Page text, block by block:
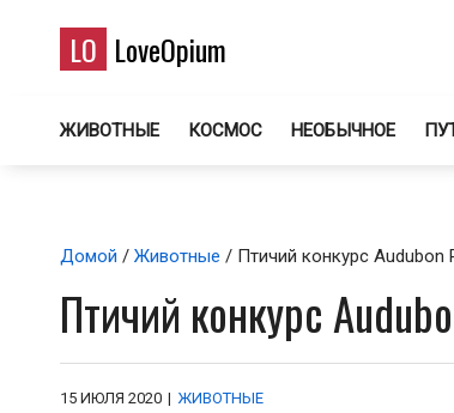
LO LoveOpium
ЖИВОТНЫЕ КОСМОС НЕОБЫЧНОЕ
Домой / Животные / Птичий конкурс Audubon
Птичий конкурс
15 ИЮЛЯ 2020 | ЖИВОТНЫЕ